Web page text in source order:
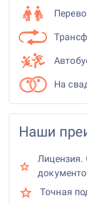
На
Наши
Лицензия.
Точная